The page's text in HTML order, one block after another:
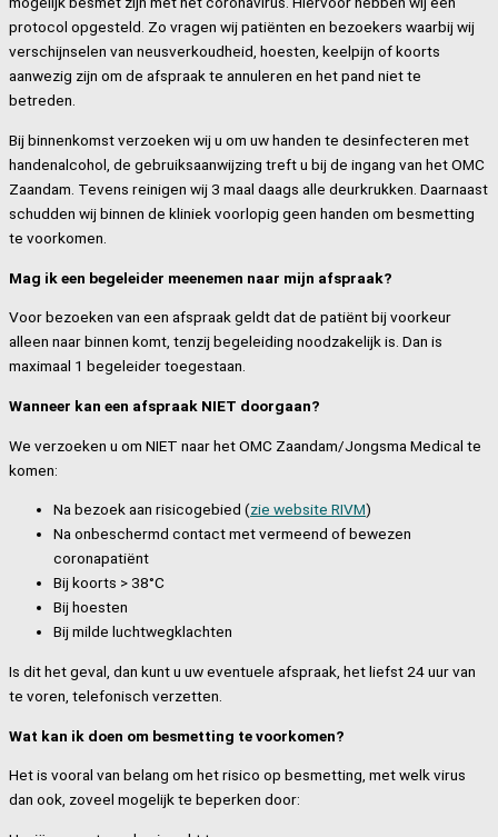
protocol opgesteld. Zo vragen wij patiënten en bezoekers waarbij wij
verschijnselen van neusverkoudheid, hoesten, keelpijn of koorts
aanwezig zijn om de afspraak te annuleren en het pand niet te
betreden.
Bij binnenkomst verzoeken wij u om uw handen te desinfecteren met
handenalcohol, de gebruiksaanwijzing treft u bij de ingang van het OMC
Zaandam. Tevens reinigen wij 3 maal daags alle deurkrukken. Daarnaast
schudden wij binnen de kliniek voorlopig geen handen om besmetting
te voorkomen.
Mag ik een begeleider meenemen naar mijn afspraak?
Voor bezoeken van een afspraak geldt dat de patiënt bij voorkeur
alleen naar binnen komt, tenzij begeleiding noodzakelijk is. Dan is
maximaal 1 begeleider toegestaan.
Wanneer kan een afspraak NIET doorgaan?
We verzoeken u om NIET naar het OMC Zaandam/Jongsma Medical te
komen:
Na bezoek aan risicogebied (zie website RIVM)
Na onbeschermd contact met vermeend of bewezen
coronapatiënt
Bij koorts > 38°C
Bij hoesten
Bij milde luchtwegklachten
Is dit het geval, dan kunt u uw eventuele afspraak, het liefst 24 uur van
te voren, telefonisch verzetten.
Wat kan ik doen om besmetting te voorkomen?
Het is vooral van belang om het risico op besmetting, met welk virus
dan ook, zoveel mogelijk te beperken door: